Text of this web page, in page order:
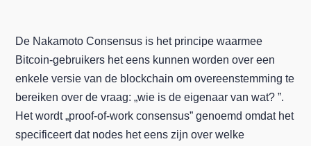
De Nakamoto Consensus is het principe waarmee
Bitcoin-gebruikers het eens kunnen worden over een
enkele versie van de blockchain om overeenstemming te
bereiken over de vraag: „wie is de eigenaar van wat? ”.
Het wordt „proof-of-work consensus” genoemd omdat het
specificeert dat nodes het eens zijn over welke